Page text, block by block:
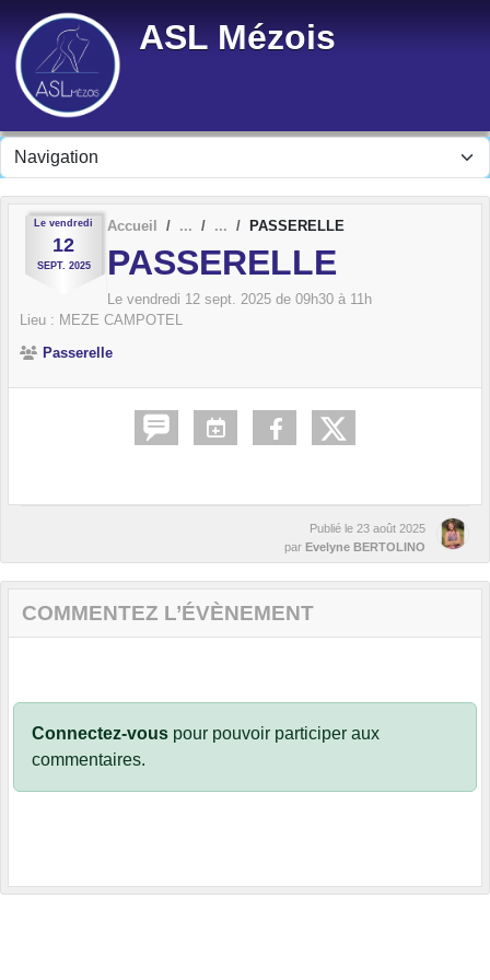
ASL Mézois
Le vendredi
12
SEPT. 2025
Accueil PASSERELLE
PASSERELLE
Le vendredi 12 sept. 2025 de 09h30 à 11h
Lieu : MEZE CAMPOTEL
Passerelle
Publié le 23 août 2025
par Evelyne BERTOLINO
COMMENTEZ L’ÉVÈNEMENT
Connectez-vous pour pouvoir participer aux
commentaires.
Panneau de gestion des cookies